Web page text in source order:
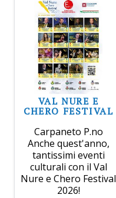
VAL NURE E
CHERO FESTIVAL
Carpaneto P.no
Anche quest'anno,
tantissimi eventi
culturali con il Val
Nure e Chero Festival
2026!